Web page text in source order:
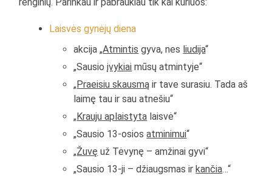
Laisvės gynėjų diena
akcija „Atmintis gyva, nes liudija“
„Sausioįvykiai mūsų atmintyje“
„Praeisiu skausmą ir tave surasiu. Tada aš
laimę tau ir sau atnešiu“
„Krauju aplaistyta laisvė“
„Sausio 13-osiosatminimui“
„Žuvę už Tėvynę – amžinai gyvi“
„Sausio 13-ji – džiaugsmas irkančia…“